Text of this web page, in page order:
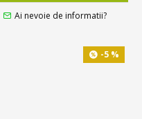
Ai nevoie de informatii?
-5 %